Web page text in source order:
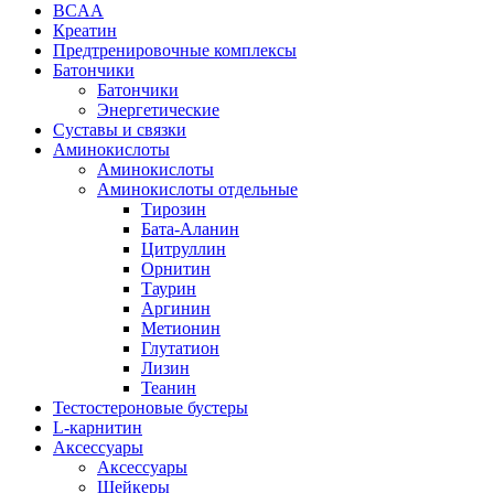
BCAA
Креатин
Предтренировочные комплексы
Батончики
Батончики
Энергетические
Суставы и связки
Аминокислоты
Аминокислоты
Аминокислоты отдельные
Тирозин
Бата-Аланин
Цитруллин
Орнитин
Таурин
Аргинин
Метионин
Глутатион
Лизин
Теанин
Тестостероновые бустеры
L-карнитин
Аксессуары
Аксессуары
Шейкеры